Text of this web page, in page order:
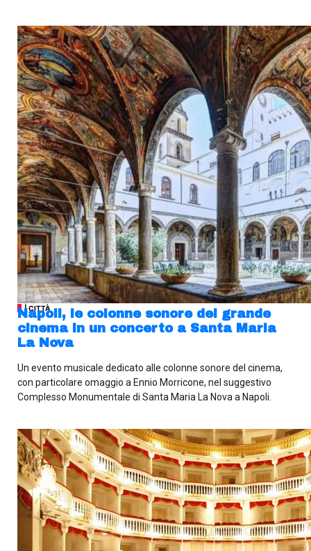
| CITTÀ
Napoli, le colonne sonore del grande
cinema in un concerto a Santa Maria
La Nova
Un evento musicale dedicato alle colonne sonore del cinema,
con particolare omaggio a Ennio Morricone, nel suggestivo
Complesso Monumentale di Santa Maria La Nova a Napoli.